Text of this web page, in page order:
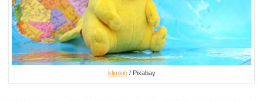
klimkin/ Pixabay